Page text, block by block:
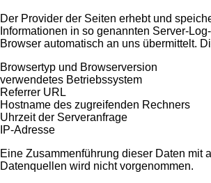
Der Provider der Seiten erhebt und
Informationen in so genannten Server-
Browser automatisch an uns übermittelt.
Browsertyp und Browserversion
verwendetes Betriebssystem
Referrer URL
Hostname des zugreifenden Rechners
Uhrzeit der Serveranfrage
IP-Adresse
Eine Zusammenführung dieser Daten mit
Datenquellen wird nicht vorgenommen.